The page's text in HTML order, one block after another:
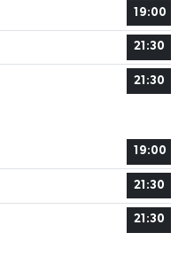
19:00
21:30
21:30
19:00
21:30
21:30